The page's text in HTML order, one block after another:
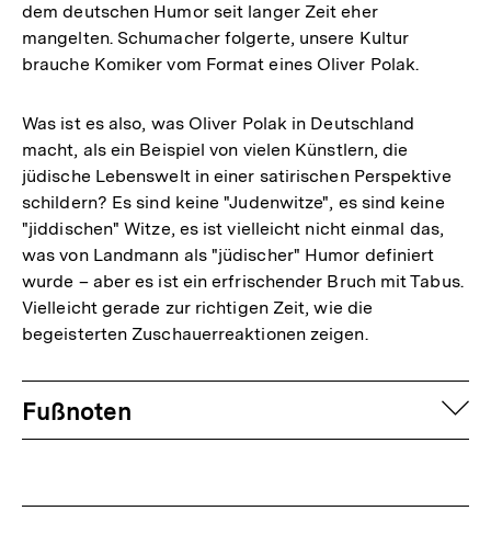
Fußnote
dem deutschen Humor seit langer Zeit eher
mangelten. Schumacher folgerte, unsere Kultur
brauche Komiker vom Format eines Oliver Polak.
Was ist es also, was Oliver Polak in Deutschland
macht, als ein Beispiel von vielen Künstlern, die
jüdische Lebenswelt in einer satirischen Perspektive
schildern? Es sind keine "Judenwitze", es sind keine
"jiddischen" Witze, es ist vielleicht nicht einmal das,
was von Landmann als "jüdischer" Humor definiert
wurde – aber es ist ein erfrischender Bruch mit Tabus.
Vielleicht gerade zur richtigen Zeit, wie die
begeisterten Zuschauerreaktionen zeigen.
Fussnoten
Fußnoten